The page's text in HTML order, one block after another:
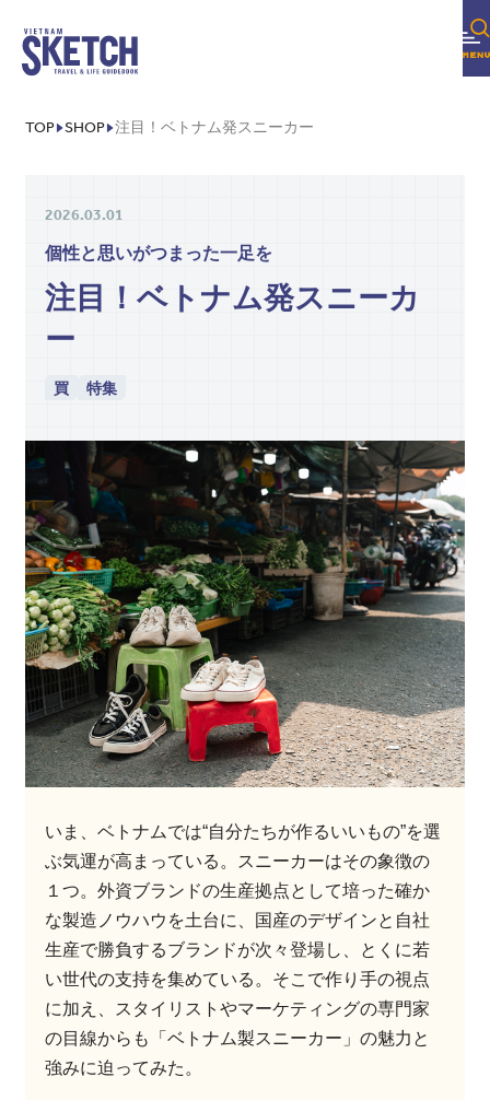
TOP SHOP 注目！ベトナム発スニーカー
2026.03.01
個性と思いがつまった一足を
注目！ベトナム発スニーカ
ー
買 特集
いま、ベトナムでは“自分たちが作るいいもの”を選
ぶ気運が高まっている。スニーカーはその象徴の
１つ。外資ブランドの生産拠点として培った確か
な製造ノウハウを土台に、国産のデザインと自社
生産で勝負するブランドが次々登場し、とくに若
い世代の支持を集めている。そこで作り手の視点
に加え、スタイリストやマーケティングの専門家
の目線からも「ベトナム製スニーカー」の魅力と
強みに迫ってみた。